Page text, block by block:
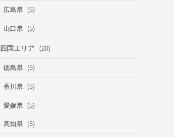
広島県 (5)
山口県 (5)
四国エリア (20)
徳島県 (5)
香川県 (5)
愛媛県 (5)
高知県 (5)